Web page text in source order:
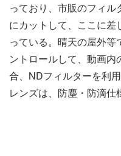
っており、市販のフィル
にカットして、ここに
っている。晴天の屋外等
ントロールして、動画
合、NDフィルターを利
レンズは、防塵・防滴仕